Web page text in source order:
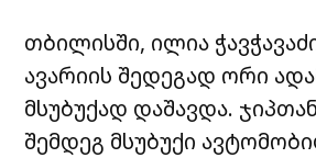
თბილისში, ილია
ავარიის შედეგად ორი
მსუბუქად დაშავდა.
შემდეგ მსუბუქი